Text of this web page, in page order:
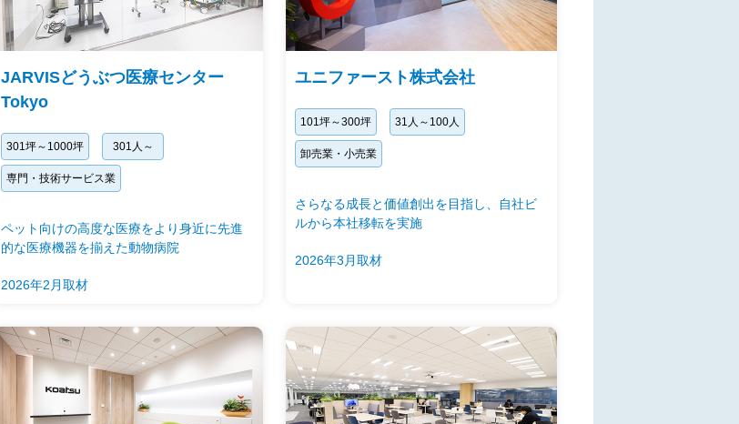
JARVISどうぶつ医療センター
Tokyo
301坪～1000坪 301人～
専門・技術サービス業
ペット向けの高度な医療をより身近に先進
的な医療機器を揃えた動物病院
2026年2月取材
ユニファースト株式会社
101坪～300坪 31人～100人
卸売業・小売業
さらなる成長と価値創出を目指し、自社ビ
ルから本社移転を実施
2026年3月取材